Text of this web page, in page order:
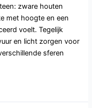
zware houten
met hoogte en een
voelt. Tegelijk
en licht zorgen voor
sferen